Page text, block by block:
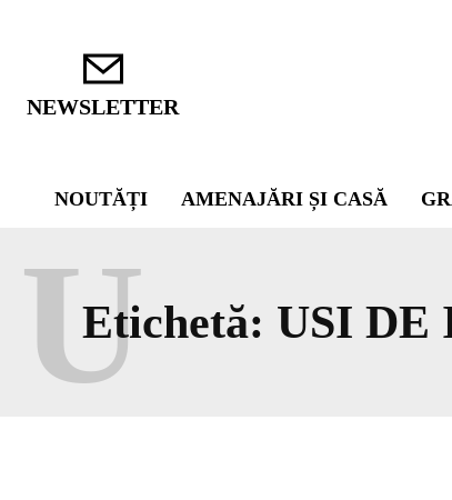
NEWSLETTER
NOUTĂȚI AMENAJĂRI ȘI CASĂ
Etichetă: USI DE
U